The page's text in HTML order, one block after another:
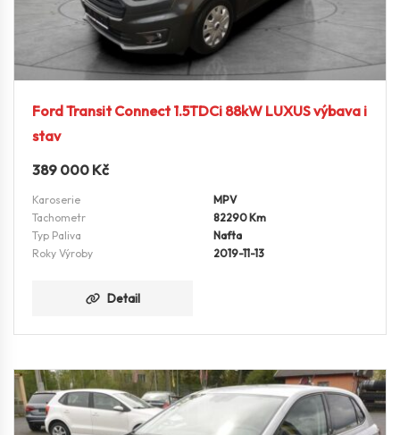
Ford Transit Connect 1.5TDCi 88kW LUXUS výbava i
stav
389 000 Kč
Karoserie
MPV
Tachometr
82290 Km
Typ Paliva
Nafta
Roky Výroby
2019-11-13
Detail